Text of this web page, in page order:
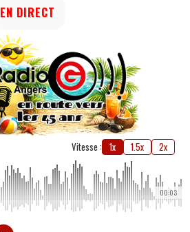
EN DIRECT
Vitesse : 1x 1.5x 2x
00:03